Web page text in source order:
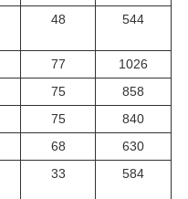
48 544
77
1026
75
858
75
840
68
630
33 584